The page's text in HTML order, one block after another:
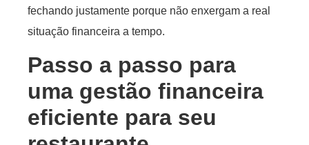
fechando justamente porque não enxergam a real
situação financeira a tempo.
Passo a passo para
uma gestão financeira
eficiente para seu